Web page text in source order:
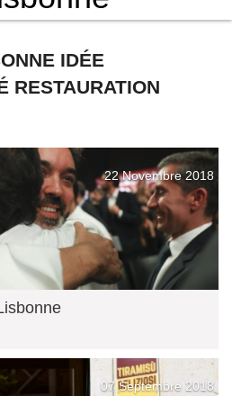
IDÉE
RESTAURATION
22 Novembre 2018
07 Septembre 2018